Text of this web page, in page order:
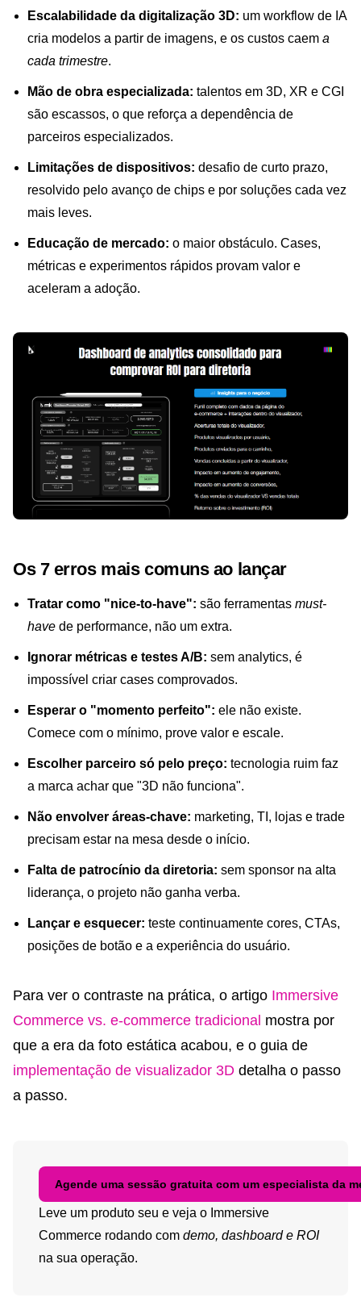
Escalabilidade da digitalização 3D: um workflow de IA
cria modelos a partir de imagens, e os custos caem a
cada trimestre.
Mão de obra especializada: talentos em 3D, XR e CGI
são escassos, o que reforça a dependência de
parceiros especializados.
Limitações de dispositivos: desafio de curto prazo,
resolvido pelo avanço de chips e por soluções cada vez
mais leves.
Educação de mercado: o maior obstáculo. Cases,
métricas e experimentos rápidos provam valor e
aceleram a adoção.
Os 7 erros mais comuns ao lançar
Tratar como "nice-to-have": são ferramentas must-
have de performance, não um extra.
Ignorar métricas e testes A/B: sem analytics, é
impossível criar cases comprovados.
Esperar o "momento perfeito": ele não existe.
Comece com o mínimo, prove valor e escale.
Escolher parceiro só pelo preço: tecnologia ruim faz
a marca achar que "3D não funciona".
Não envolver áreas-chave: marketing, TI, lojas e trade
precisam estar na mesa desde o início.
Falta de patrocínio da diretoria: sem sponsor na alta
liderança, o projeto não ganha verba.
Lançar e esquecer: teste continuamente cores, CTAs,
posições de botão e a experiência do usuário.
Para ver o contraste na prática, o artigo Immersive
Commerce vs. e-commerce tradicional mostra por
que a era da foto estática acabou, e o guia de
implementação de visualizador 3D detalha o passo
a passo.
Agende uma sessão gratuita com um especialista da
Leve um produto seu e veja o Immersive
Commerce rodando com demo, dashboard e ROI
na sua operação.